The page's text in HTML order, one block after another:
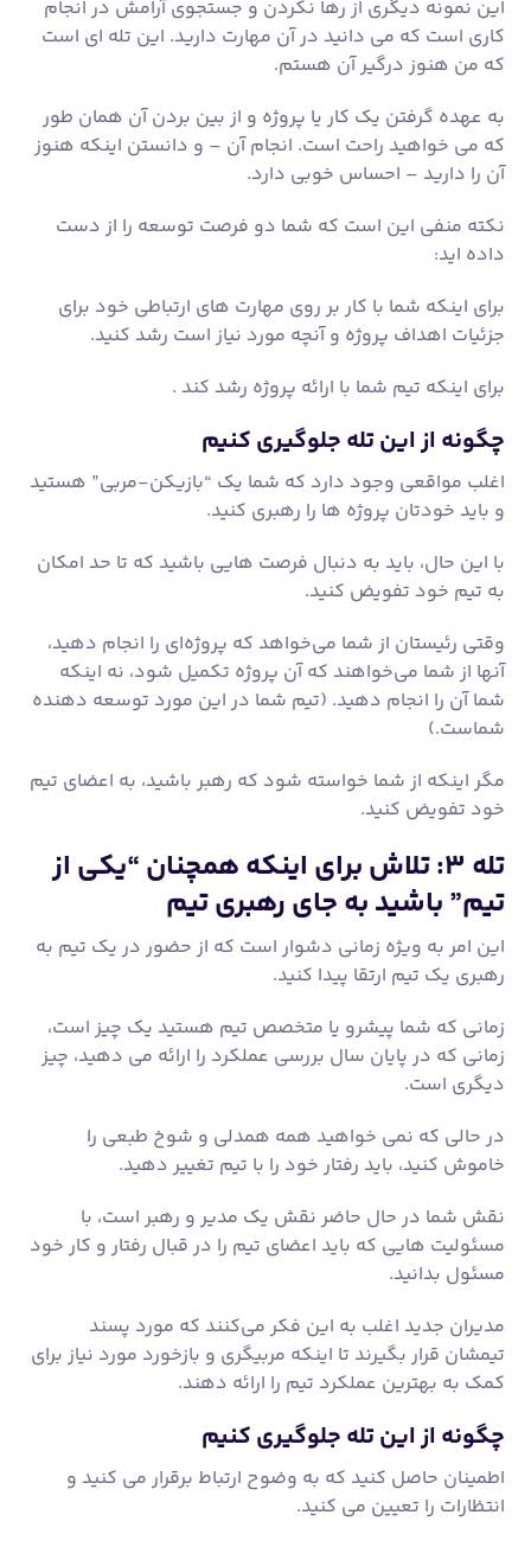
نکته منفی این است که شما دو فرصت توسعه را از دست
داده اید:
جزئیات اهداف پروژه و آنچه مورد نیاز است رشد کنید.
برای اینکه تیم شما با ارائه پروژه رشد کند .
چگونه از این تله جلوگیری کنیم
اغلب مواقعی وجود دارد که شما یک “بازیکن-مربی” هستید
و باید خودتان پروژه ها را رهبری کنید.
با این حال، باید به دنبال فرصت هایی باشید که تا حد امکان
به تیم خود تفویض کنید.
وقتی رئیستان از شما می‌خواهد که پروژه‌ای را انجام دهید،
آنها از شما می‌خواهند که آن پروژه تکمیل شود، نه اینکه
شما آن را انجام دهید. (تیم شما در این مورد توسعه دهنده
شماست.)
مگر اینکه از شما خواسته شود که رهبر باشید، به اعضای تیم
خود تفویض کنید.
تله ۳: تلاش برای اینکه همچنان “یکی از
تیم” باشید به جای رهبری تیم
این امر به ویژه زمانی دشوار است که از حضور در یک تیم به
زمانی که شما پیشرو یا متخصص تیم هستید یک چیز است،
دیگری است.
در حالی که نمی خواهید همه همدلی و شوخ طبعی را
خاموش کنید، باید رفتار خود را با تیم تغییر دهید.
مسئولیت هایی که باید اعضای تیم را در قبال رفتار و کار خود
مسئول بدانید.
تیمشان قرار بگیرند تا اینکه مربیگری و بازخورد مورد نیاز برای
کمک به بهترین عملکرد تیم را ارائه دهند.
چگونه از این تله جلوگیری کنیم
اطمینان حاصل کنید که به وضوح ارتباط برقرار می کنید و
انتظارات را تعیین می کنید.
بر اساس نظرسنجی های تعامل، تیم ها از رهبران می خواهند
که با آنها ارتباط برقرار کنند و افراد را پاسخگو نگه دارند.
برای ایجاد فرهنگ مسئولیت‌پذیری تلاش کنید که در آن همه
احساس ارزشمندی کنند.
تله ۴: عدم برخورد زودهنگام با عملکرد